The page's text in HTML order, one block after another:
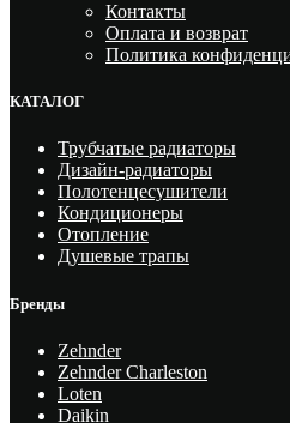
Контакты
Оплата и возврат
Политика
КАТАЛОГ
Трубчатые радиаторы
Дизайн-радиаторы
Полотенцесушители
Кондиционеры
Отопление
Душевые трапы
Бренды
Zehnder
Zehnder Charleston
Loten
Daikin